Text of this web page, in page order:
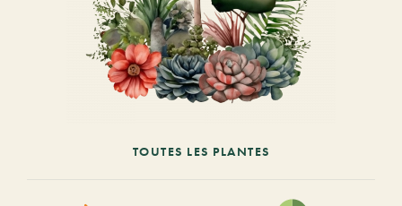
TOUTES LES PLANTES